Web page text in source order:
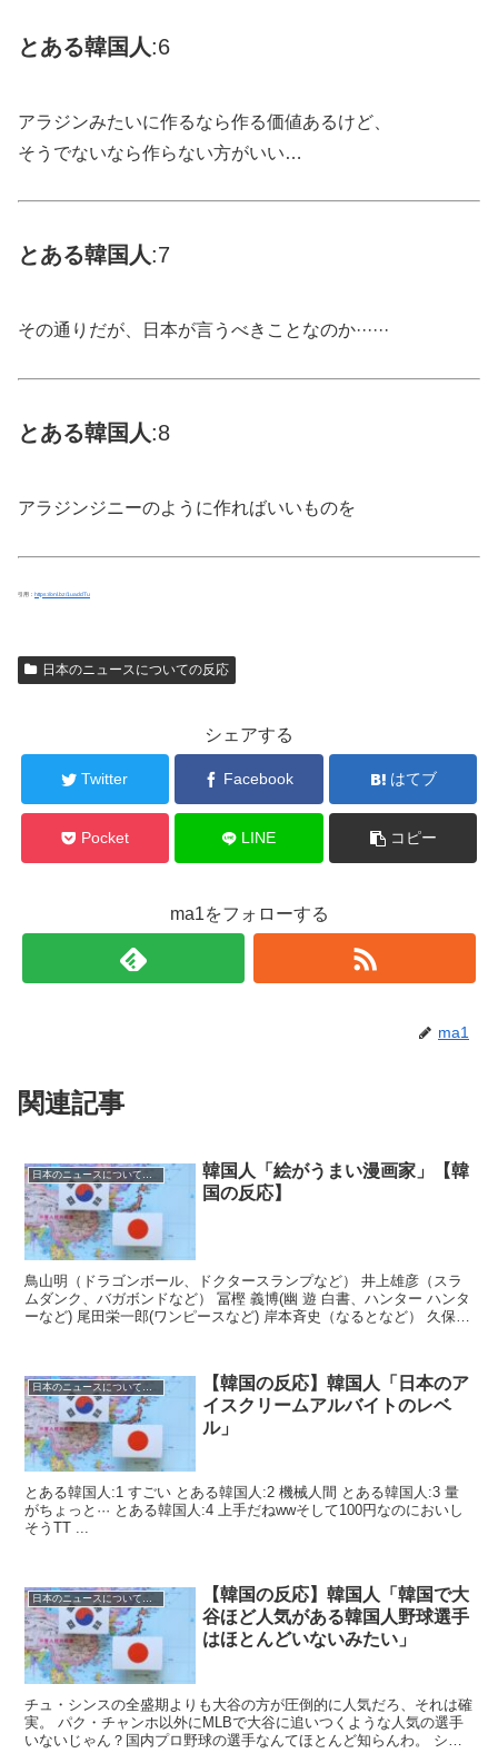
とある韓国 人:6
アラジンみたいに作るなら作る価値あるけど、
そうでないなら作らない方がいい…
とある韓国 人:7
その通りだが、日本が言うべきことなのか······
とある韓国 人:8
アラジンジニーのように作ればいいものを
引用： https://onl.bz/1uaddTu
日本のニュースについての反応
シェアする
Twitter Facebook はてブ
Pocket LINE コピー
ma1をフォローする
ma1
関連記事
日本のニュースについての反応
韓国人「絵がうまい漫画家」【韓
国の反応】
鳥山明（ドラゴンボール、ドクタースランプなど） 井上雄彦（スラ
ムダンク、バガボンドなど） 冨樫 義博(幽 遊 白書、ハンター ハンタ
ーなど) 尾田栄一郎(ワンピースなど) 岸本斉史（なるとなど） 久保
【韓国の反応】韓国人「日本のア
イスクリームアルバイトのレベ
ル」
とある韓国人:1 すごい とある韓国人:2 機械人間 とある韓国人:3 量
がちょっと··· とある韓国人:4 上手だねwwそして100円なのにおいし
そうTT ...
日本のニュースについての反応
【韓国の反応】韓国人「韓国で大
谷ほど人気がある韓国人野球選手
はほとんどいないみたい」
チュ・シンスの全盛期よりも大谷の方が圧倒的に人気だろ、それは確
実。 パク・チャンホ以外にMLBで大谷に追いつくような人気の選手
いないじゃん？国内プロ野球の選手なんてほとんど知らんわ。 シ